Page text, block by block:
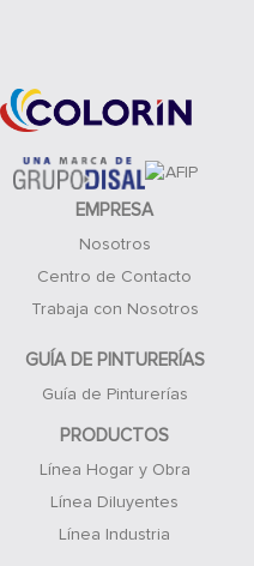
EMPRESA
Nosotros
Centro de Contacto
Trabaja con Nosotros
GUÍA DE PINTURERÍAS
Guía de Pinturerías
PRODUCTOS
Línea Hogar y Obra
Línea Diluyentes
Línea Industria